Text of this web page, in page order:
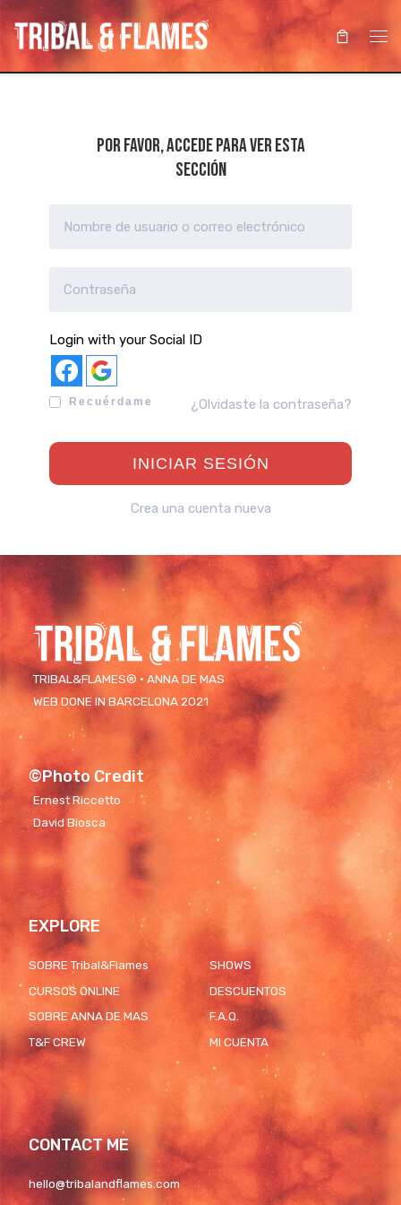
Saltar al contenido
Por favor, accede para ver esta
sección
Login with your Social ID
Recuérdame ¿Olvidaste la contraseña?
Crea una cuenta nueva
TRIBAL&FLAMES® · ANNA DE MAS
WEB DONE IN BARCELONA 2021
©Photo Credit
Ernest Riccetto
David Biosca
EXPLORE
SOBRE Tribal&Flames
CURSOS ONLINE
SOBRE ANNA DE MAS
T&F CREW
SHOWS
DESCUENTOS
F.A.Q.
MI CUENTA
CONTACT ME
hello@tribalandflames.com